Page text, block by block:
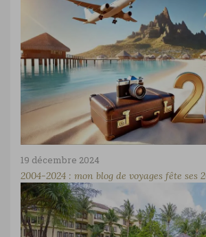
19 décembre 2024
2004-2024 : mon blog de voyages fête ses